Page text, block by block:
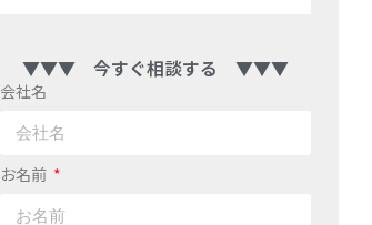
▼▼▼ 今すぐ相談する ▼▼▼
会社名
お名前